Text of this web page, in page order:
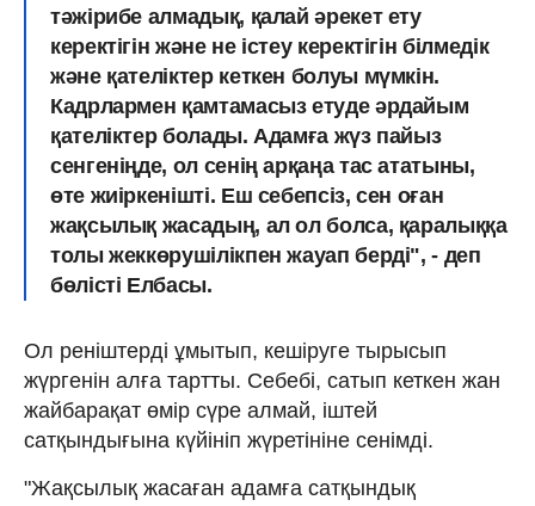
тәжірибе алмадық, қалай әрекет ету
керектігін және не істеу керектігін білмедік
және қателіктер кеткен болуы мүмкін.
Кадрлармен қамтамасыз етуде әрдайым
қателіктер болады. Адамға жүз пайыз
сенгеніңде, ол сенің арқаңа тас ататыны,
өте жиіркенішті. Еш себепсіз, сен оған
жақсылық жасадың, ал ол болса, қаралыққа
толы жеккөрушілікпен жауап берді", - деп
бөлісті Елбасы.
Ол реніштерді ұмытып, кешіруге тырысып
жүргенін алға тартты. Себебі, сатып кеткен жан
жайбарақат өмір сүре алмай, іштей
сатқындығына күйініп жүретініне сенімді.
"Жақсылық жасаған адамға сатқындық